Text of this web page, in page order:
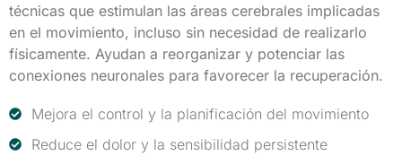
técnicas que estimulan las áreas cerebrales implicadas
en el movimiento, incluso sin necesidad de realizarlo
físicamente. Ayudan a reorganizar y potenciar las
conexiones neuronales para favorecer la recuperación.
Mejora el control y la planificación del movimiento
Reduce el dolor y la sensibilidad persistente